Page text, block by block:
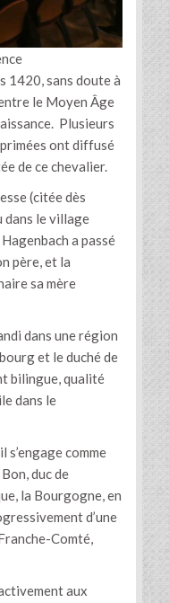
1420, sans doute à
le Moyen Âge
Plusieurs
ont diffusé
de ce chevalier.
(citée dès
dans le village
a passé
père, et la
sa mère
dans une région
et le duché de
bilingue, qualité
dans le
comme
duc de
la Bourgogne, en
d’une
Comté,
aux